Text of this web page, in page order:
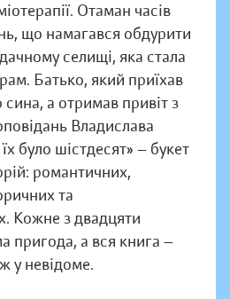
Отаман часів
що намагався обдурити
селищі, яка стала
Батько, який приїхав
сина, а отримав привіт з
Владислава
було шістдесят» — букет
романтичних,
та
Кожне з двадцяти
пригода, а вся книга —
у невідоме.